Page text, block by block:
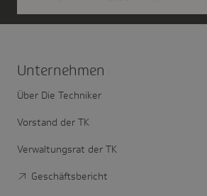
Unter­nehmen
Über Die Techniker
Vorstand der TK
Verwaltungsrat der TK
Geschäftsbericht